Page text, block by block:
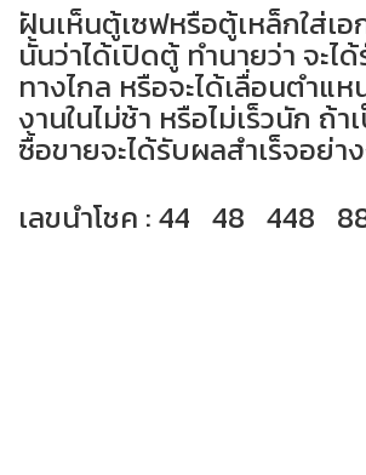
ฝันเห็นตู้เซฟหรือตู้เหล็กใส่เอ
นั้นว่าได้เปิดตู้ ทำนายว่า จะไ
ทางไกล หรือจะได้เลื่อนตำแ
งานในไม่ช้า หรือไม่เร็วนัก ถ้
ซื้อขายจะได้รับผลสำเร็จอย่า
เลขนำโชค : 44 48 448